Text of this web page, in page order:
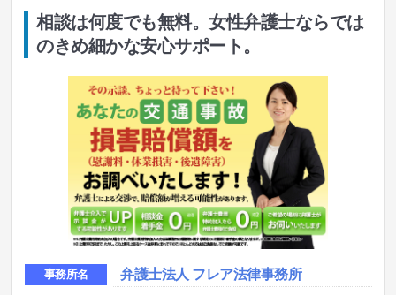
相談は何度でも無料。女性弁護士ならでは
のきめ細かな安心サポート。
事務所名 弁護士法人 フレア法律事務所